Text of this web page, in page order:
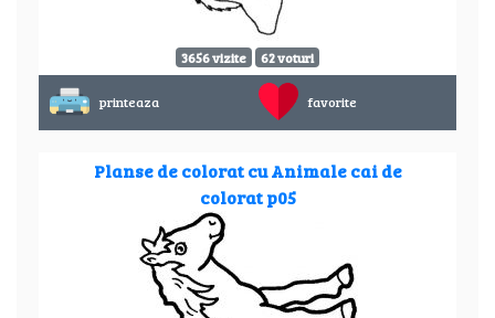
3656 vizite 62 voturi
printeaza favorite
Planse de colorat cu Animale cai de
colorat p05